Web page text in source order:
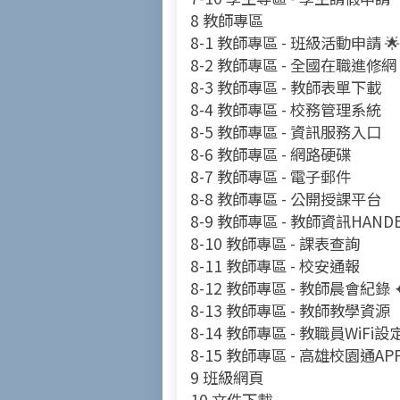
8 教師專區
8-1 教師專區 - 班級活動申請 🌟
8-2 教師專區 - 全國在職進修網
8-3 教師專區 - 教師表單下載
8-4 教師專區 - 校務管理系統
8-5 教師專區 - 資訊服務入口
8-6 教師專區 - 網路硬碟
8-7 教師專區 - 電子郵件
8-8 教師專區 - 公開授課平台
8-9 教師專區 - 教師資訊
8-10 教師專區 - 課表查詢
8-11 教師專區 - 校安通報
8-12 教師專區 - 教師晨會紀錄
8-13 教師專區 - 教師教學資源
8-14 教師專區 - 教職員WiFi設
8-15 教師專區 - 高雄校園通
9 班級網頁